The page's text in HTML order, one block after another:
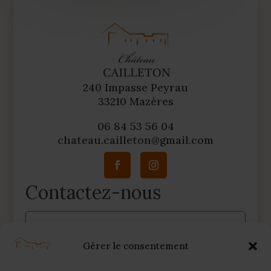
Gérer le consentement
240 Impasse Peyrau
33210 Mazères
06 84 53 56 04
chateau.cailleton@gmail.com
Contactez-nous
t